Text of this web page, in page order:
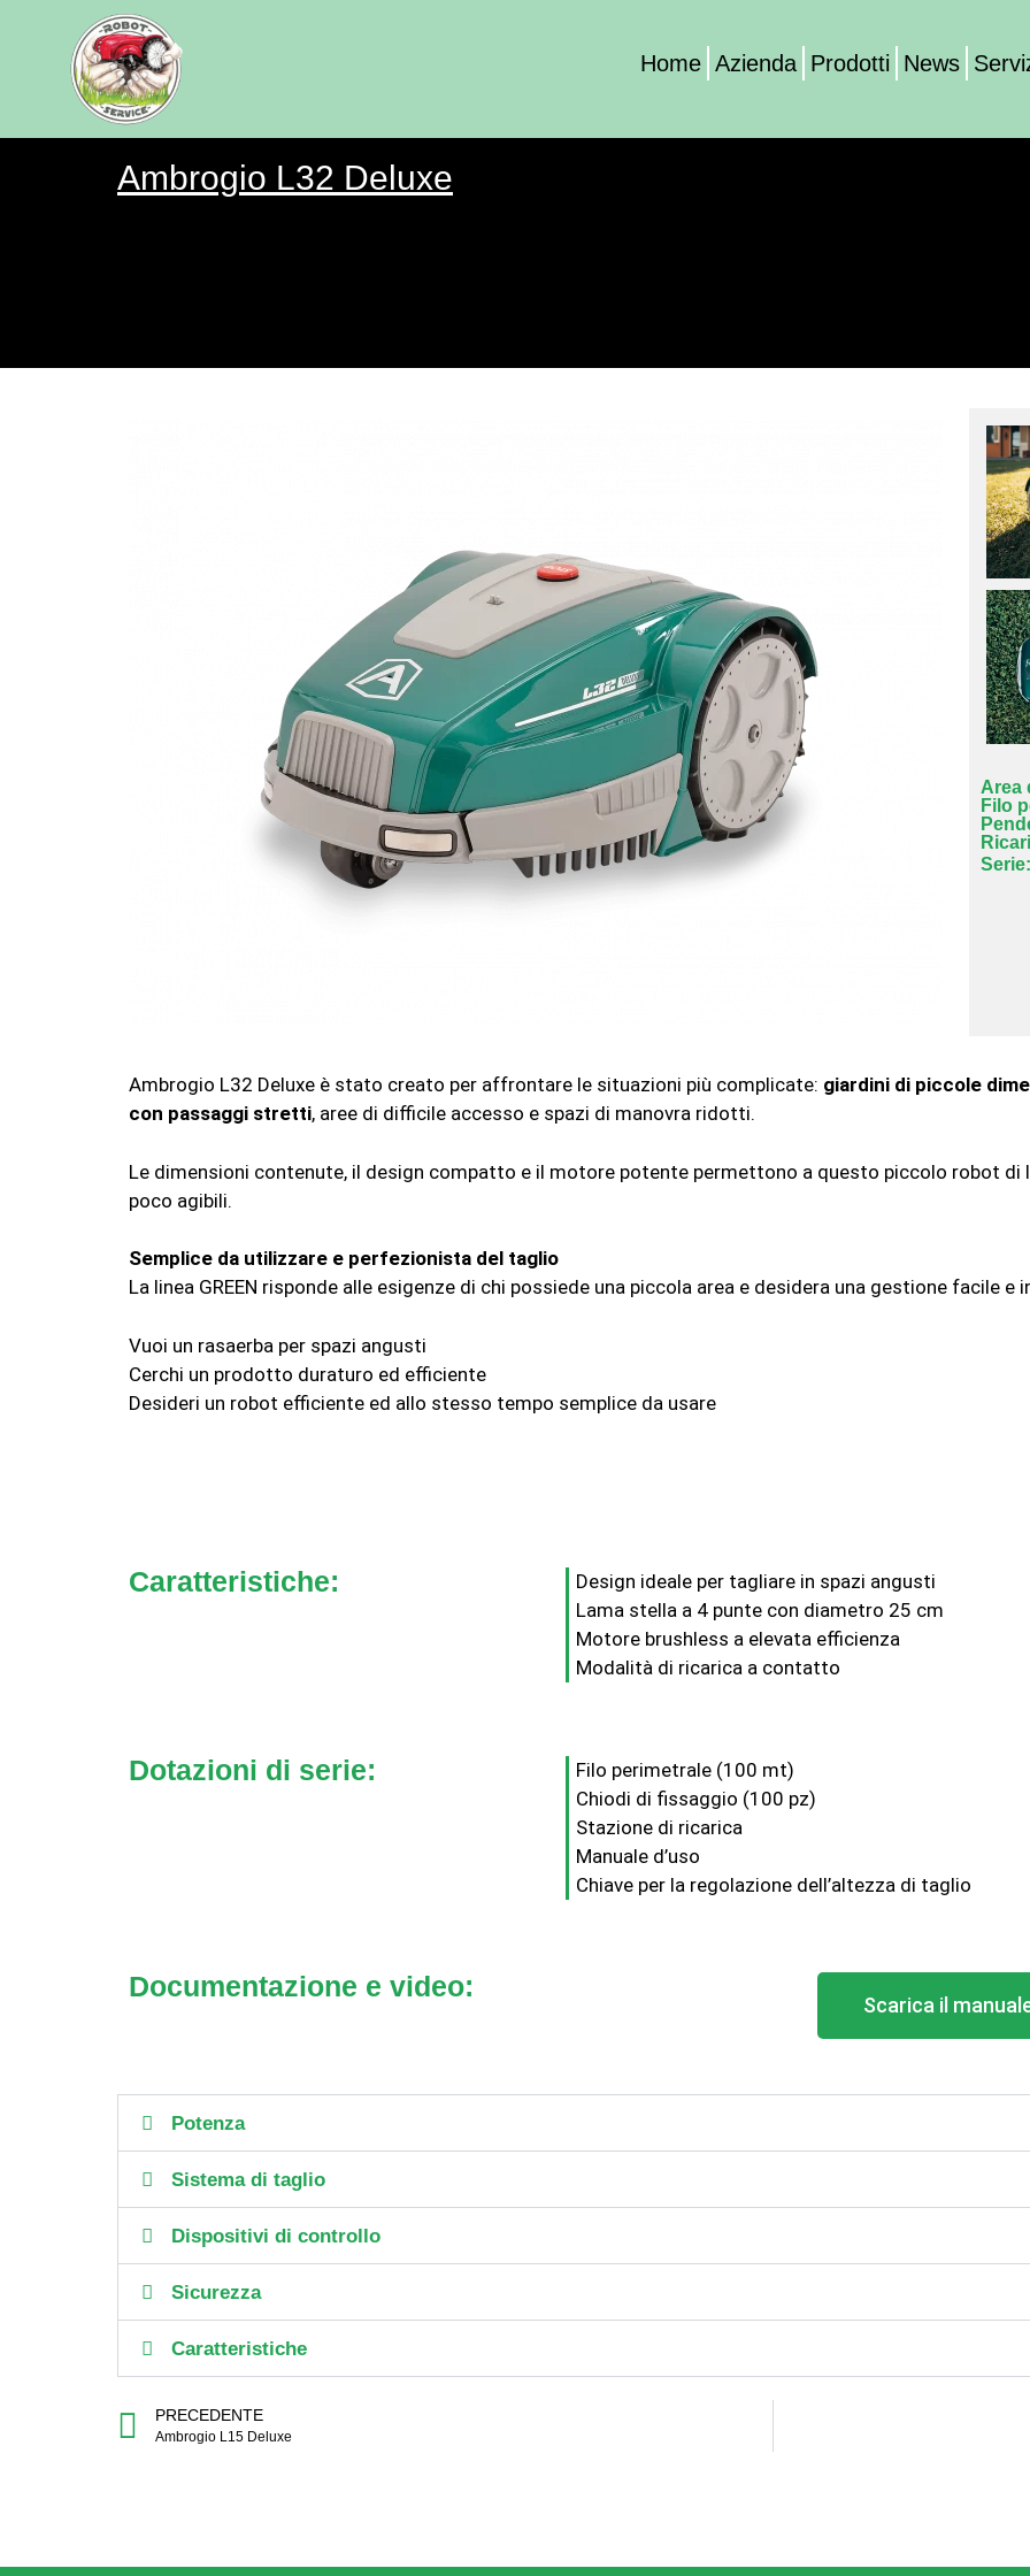
Home Azienda Prodotti News
Ambrogio L32 Deluxe
Area
Filo
Serie:
Ambrogio L32 Deluxe è stato creato per affrontare le situazioni più complicate: giardini di piccole
con passaggi stretti, aree di difficile accesso e spazi di manovra ridotti.
Le dimensioni contenute, il design compatto e il motore potente permettono a questo piccolo robot di
poco agibili.
Semplice da utilizzare e perfezionista del taglio
La linea GREEN risponde alle esigenze di chi possiede una piccola area e desidera una gestione facile e
Vuoi un rasaerba per spazi angusti
Cerchi un prodotto duraturo ed efficiente
Desideri un robot efficiente ed allo stesso tempo semplice da usare
Caratteristiche:
Design ideale per tagliare in spazi angusti
Lama stella a 4 punte con diametro 25 cm
Motore brushless a elevata efficienza
Modalità di ricarica a contatto
Dotazioni di serie:
Filo perimetrale (100 mt)
Chiodi di fissaggio (100 pz)
Stazione di ricarica
Manuale d’uso
Chiave per la regolazione dell’altezza di taglio
Documentazione e video:
Scarica il
Potenza
Sistema di taglio
Dispositivi di controllo
Sicurezza
Caratteristiche
PRECEDENTE
Ambrogio L15 Deluxe